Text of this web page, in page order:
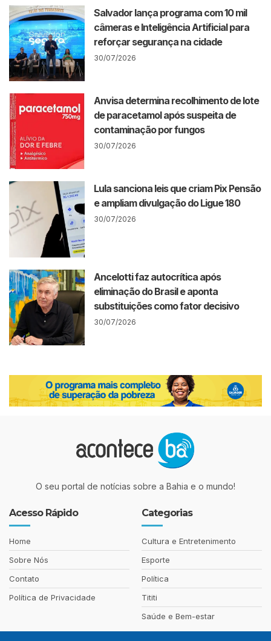
Salvador lança programa com 10 mil
câmeras e Inteligência Artificial para
reforçar segurança na cidade
30/07/2026
Anvisa determina recolhimento de lote
de paracetamol após suspeita de
contaminação por fungos
30/07/2026
Lula sanciona leis que criam Pix Pensão
e ampliam divulgação do Ligue 180
30/07/2026
Ancelotti faz autocrítica após
eliminação do Brasil e aponta
substituições como fator decisivo
30/07/2026
O seu portal de notícias sobre a Bahia e o mundo!
Acesso Rápido
Home
Sobre Nós
Contato
Política de Privacidade
Categorias
Cultura e Entretenimento
Esporte
Política
Tititi
Saúde e Bem-estar